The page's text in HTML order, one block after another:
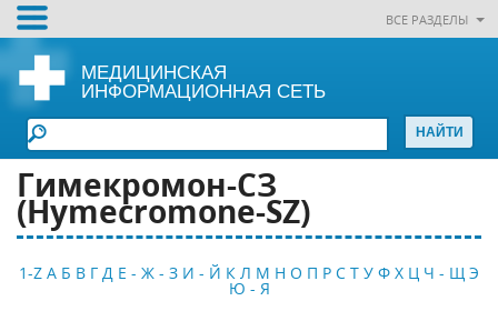
ВСЕ РАЗДЕЛЫ
МЕДИЦИНСКАЯ
ИНФОРМАЦИОННАЯ СЕТЬ
Гимекромон-СЗ
(Hymecromone-SZ)
1-Z А Б В Г Д Е - Ж - З И - Й К Л М Н О П Р С Т У Ф Х Ц Ч - Щ Э
Ю - Я